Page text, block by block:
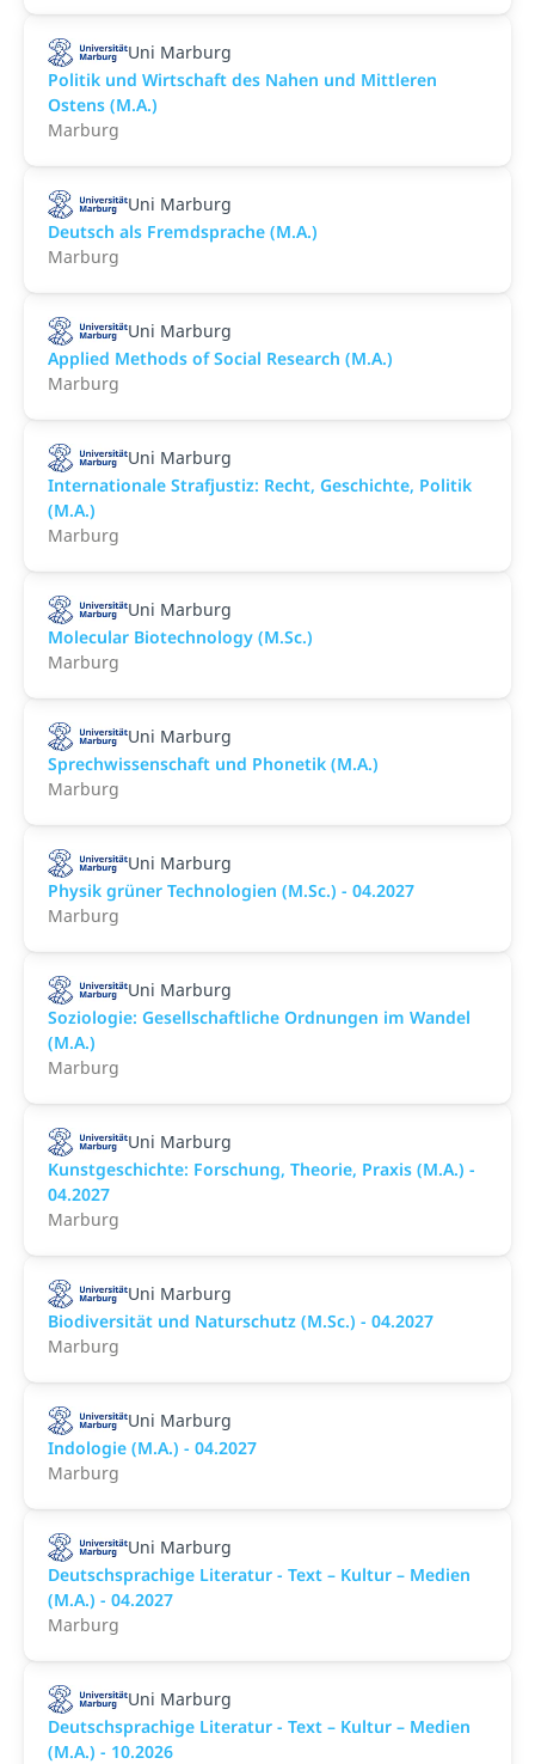
Uni Marburg
Politik und Wirtschaft des Nahen und Mittleren
Ostens (M.A.)
Marburg
Uni Marburg
Deutsch als Fremdsprache (M.A.)
Marburg
Uni Marburg
Applied Methods of Social Research (M.A.)
Marburg
Uni Marburg
Internationale Strafjustiz: Recht, Geschichte, Politik
(M.A.)
Marburg
Uni Marburg
Molecular Biotechnology (M.Sc.)
Marburg
Uni Marburg
Sprechwissenschaft und Phonetik (M.A.)
Marburg
Uni Marburg
Physik grüner Technologien (M.Sc.) - 04.2027
Marburg
Uni Marburg
Soziologie: Gesellschaftliche Ordnungen im Wandel
(M.A.)
Marburg
Uni Marburg
Kunstgeschichte: Forschung, Theorie, Praxis (M.A.) -
04.2027
Marburg
Uni Marburg
Biodiversität und Naturschutz (M.Sc.) - 04.2027
Marburg
Uni Marburg
Indologie (M.A.) - 04.2027
Marburg
Uni Marburg
Deutschsprachige Literatur - Text – Kultur – Medien
(M.A.) - 04.2027
Marburg
Uni Marburg
Deutschsprachige Literatur - Text – Kultur – Medien
(M.A.) - 10.2026